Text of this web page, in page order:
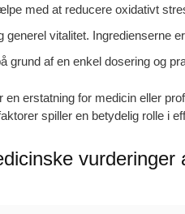
med at reducere oxidativt
vitalitet. Ingredienserne
grund af en enkel dosering og
erstatning for medicin eller
spiller en betydelig rolle i
vurderinger